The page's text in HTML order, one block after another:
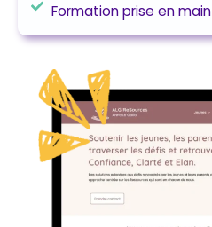
Formation prise en main